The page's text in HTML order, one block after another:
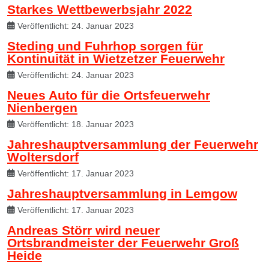
Starkes Wettbewerbsjahr 2022
Veröffentlicht: 24. Januar 2023
Steding und Fuhrhop sorgen für
Kontinuität in Wietzetzer Feuerwehr
Veröffentlicht: 24. Januar 2023
Neues Auto für die Ortsfeuerwehr
Nienbergen
Veröffentlicht: 18. Januar 2023
Jahreshauptversammlung der Feuerwehr
Woltersdorf
Veröffentlicht: 17. Januar 2023
Jahreshauptversammlung in Lemgow
Veröffentlicht: 17. Januar 2023
Andreas Störr wird neuer
Ortsbrandmeister der Feuerwehr Groß
Heide